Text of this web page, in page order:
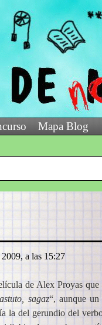
Mapa Blog
a las 15:27
de Alex Proyas que
astuto, sagaz“, aunque
la del gerundio del